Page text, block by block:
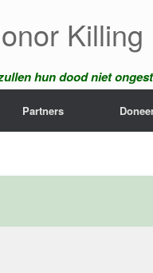
Killing
hun dood niet
Partners